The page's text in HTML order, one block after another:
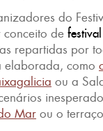
do
conceito de
repartidas por
elaborada, como
ou a
Mar ou o